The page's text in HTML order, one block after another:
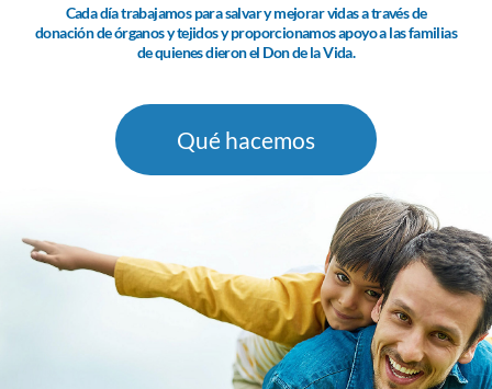
Cada día trabajamos para salvar y mejorar vidas a través de
donación de órganos y tejidos y proporcionamos apoyo a las familias
de quienes dieron el Don de la Vida.
Qué hacemos